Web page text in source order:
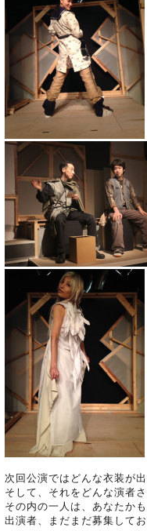
次回公演ではどんな衣装が
そして、それをどんな演者
その内の一人は、あなたか
出演者、まだまだ募集してお